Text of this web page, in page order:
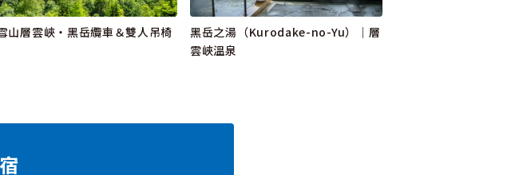
山層雲峽・黑岳纜車＆雙人吊椅
黑岳之湯（Kurodake-no-Yu）｜層
雲峽溫泉